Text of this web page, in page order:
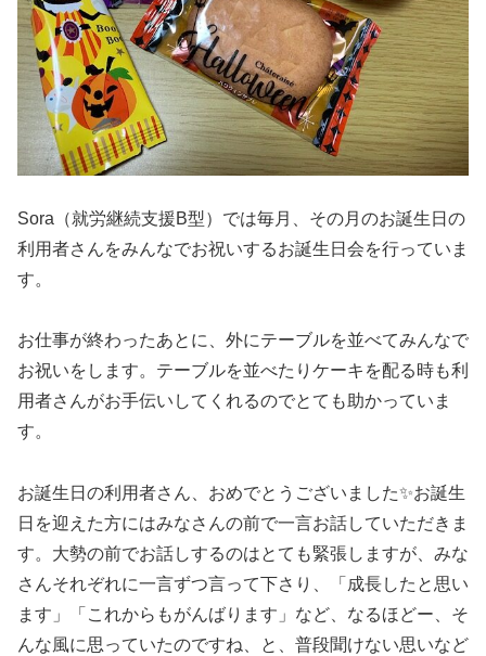
Sora（就労継続支援B型）では毎月、その月のお誕生日の
利用者さんをみんなでお祝いするお誕生日会を行っていま
す。
お仕事が終わったあとに、外にテーブルを並べてみんなで
お祝いをします。テーブルを並べたりケーキを配る時も利
用者さんがお手伝いしてくれるのでとても助かっていま
す。
お誕生日の利用者さん、おめでとうございました✨お誕生
日を迎えた方にはみなさんの前で一言お話していただきま
す。大勢の前でお話しするのはとても緊張しますが、みな
さんそれぞれに一言ずつ言って下さり、「成長したと思い
ます」「これからもがんばります」など、なるほどー、そ
んな風に思っていたのですね、と、普段聞けない思いなど